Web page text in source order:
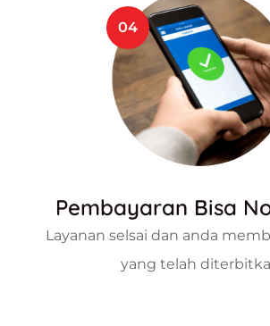
04
Pembayaran Bisa
Layanan selsai dan anda
yang telah